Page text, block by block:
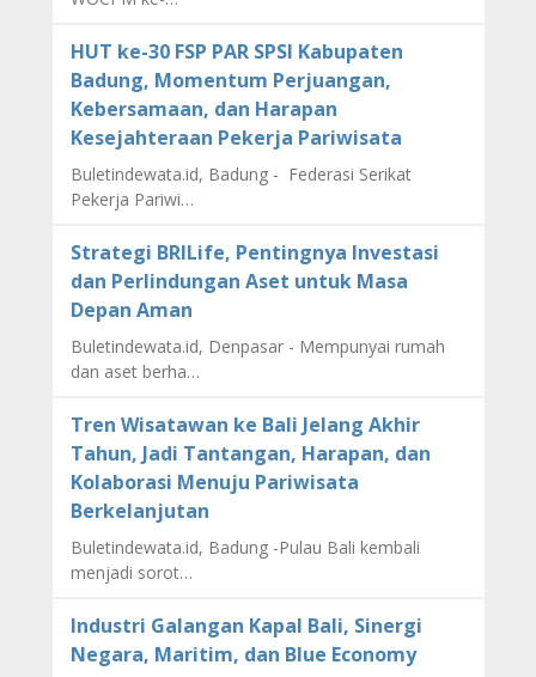
HUT ke-30 FSP PAR SPSI Kabupaten
Badung, Momentum Perjuangan,
Kebersamaan, dan Harapan
Kesejahteraan Pekerja Pariwisata
Buletindewata.id, Badung - Federasi Serikat
Pekerja Pariwi…
Strategi BRILife, Pentingnya Investasi
dan Perlindungan Aset untuk Masa
Depan Aman
Buletindewata.id, Denpasar - Mempunyai rumah
dan aset berha…
Tren Wisatawan ke Bali Jelang Akhir
Tahun, Jadi Tantangan, Harapan, dan
Kolaborasi Menuju Pariwisata
Berkelanjutan
Buletindewata.id, Badung -Pulau Bali kembali
menjadi sorot…
Industri Galangan Kapal Bali, Sinergi
Negara, Maritim, dan Blue Economy